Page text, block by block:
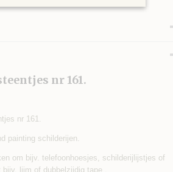
nr 161.
nr 161.
painting schilderijen.
om bijv. telefoonhoesjes, schilderijlijstjes of
lijm of dubbelzijdig tape .